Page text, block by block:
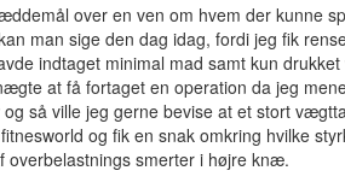
over en ven om hvem der kunne
man sige den dag idag, fordi jeg fik
indtaget minimal mad samt kun
at få fortaget en operation da jeg
så ville jeg gerne bevise at et stort
og fik en snak omkring hvilke
overbelastnings smerter i højre knæ.